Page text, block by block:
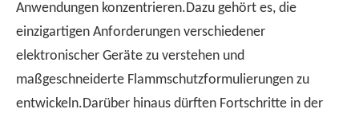
Anwendungen konzentrieren.Dazu gehört es, die
einzigartigen Anforderungen verschiedener
elektronischer Geräte zu verstehen und
maßgeschneiderte Flammschutzformulierungen zu
entwickeln.Darüber hinaus dürften Fortschritte in der